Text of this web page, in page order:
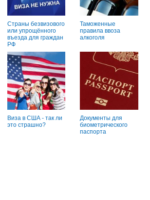
Страны безвизового
или упрощённого
въезда для граждан
РФ
Таможенные
правила ввоза
алкоголя
Виза в США - так ли
это страшно?
Документы для
биометрического
паспорта